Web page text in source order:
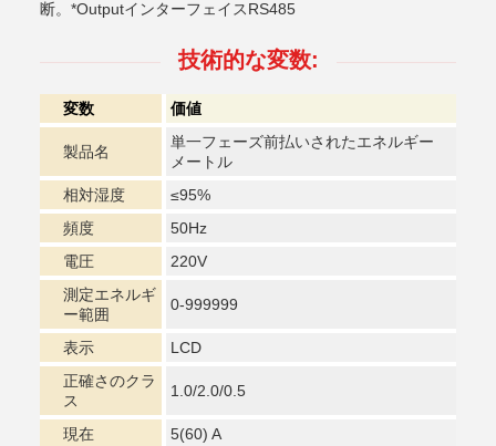
断。*OutputインターフェイスRS485
技術的な変数:
変数 価値
製品名
単一フェーズ前払いされたエネルギー
メートル
相対湿度
≤95%
頻度
50Hz
電圧
220V
測定エネルギ
ー範囲
0-999999
表示
LCD
正確さのクラ
ス
1.0/2.0/0.5
現在 5(60) A